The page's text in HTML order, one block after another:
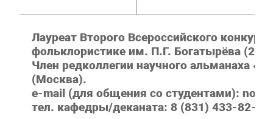
Лауреат Второго Всероссийского
фольклористике им. П.Г. Богатырёва
Член редколлегии научного альманаха
(Москва).
e-mail (для общения со студентами):
тел. кафедры/деканата: 8 (831) 433-82-45